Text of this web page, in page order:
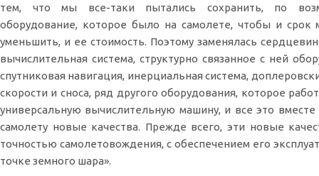
тем, что мы все-таки пытались сохранить, по
оборудование, которое было на самолете, чтобы и срок
уменьшить, и ее стоимость. Поэтому заменялась
вычислительная система, структурно связанное с ней
спутниковая навигация, инерциальная система,
скорости и сноса, ряд другого оборудования, которое
универсальную вычислительную машину, и все это вместе
самолету новые качества. Прежде всего, эти новые
точностью самолетовождения, с обеспечением его
точке земного шара».